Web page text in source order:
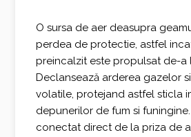
O sursa de aer deasupra
perdea de protectie, astfel
preincalzit este propulsat de-a
Declansează arderea gazelor
volatile, protejand astfel sticla
depunerilor de fum si
conectat direct de la priza de